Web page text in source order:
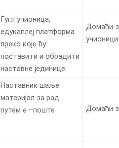
Гугл учионица,
едукаплеј платформа
преко које ћу
поставити и обрадити
наставне јединице
Домаћи
учионици
Наставник шаље
материјал за рад
путем е –поште
Домаћи